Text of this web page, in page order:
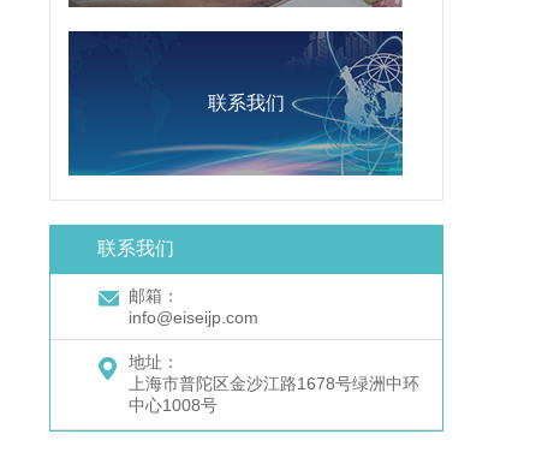
联系我们
联系我们
邮箱：
info@eiseijp.com
地址：
上海市普陀区金沙江路1678号绿洲中环
中心1008号